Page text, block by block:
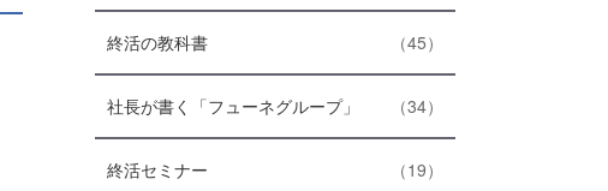
ー
リ
ー
数
終活の教科書エ
リ
ー
45
件
社長が書く「フューネグループ」 34
終活セミナー 19